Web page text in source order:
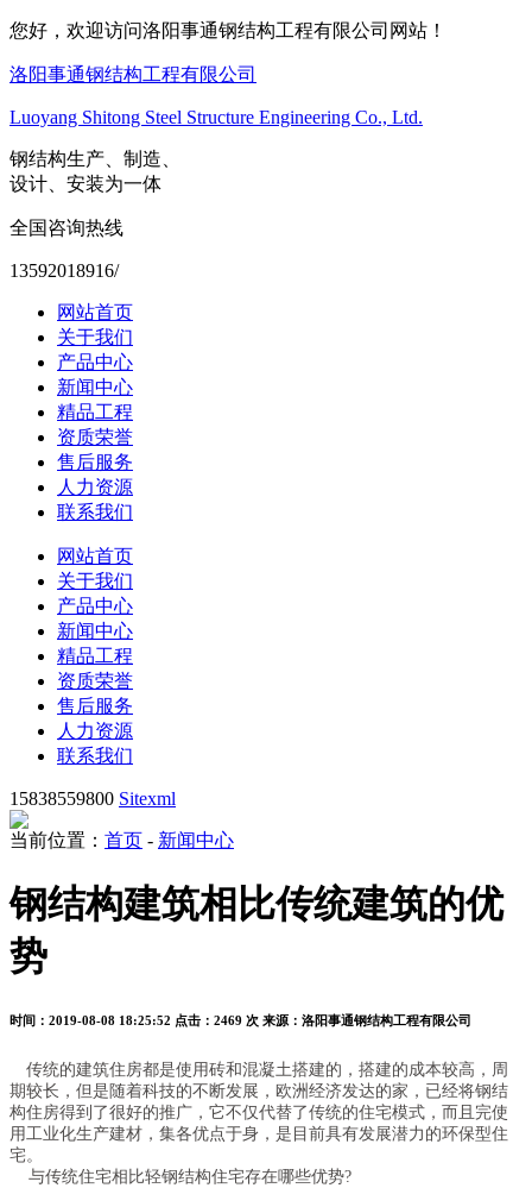
您好，欢迎访问洛阳事通钢结构工程有限公司网站！
洛阳事通钢结构工程有限公司
Luoyang Shitong Steel Structure Engineering Co., Ltd.
钢结构生产、制造、
设计、安装为一体
全国咨询热线
13592018916/
网站首页
关于我们
产品中心
新闻中心
精品工程
资质荣誉
售后服务
人力资源
联系我们
网站首页
关于我们
产品中心
新闻中心
精品工程
资质荣誉
售后服务
人力资源
联系我们
15838559800 Sitexml
当前位置： 首页 - 新闻中心
钢结构建筑相比传统建筑的优
势
时间：2019-08-08 18:25:52 点击：2469 次 来源：洛阳事通钢结构工程有限公司
传统的建筑住房都是使用砖和混凝土搭建的，搭建的成本较高，周
期较长，但是随着科技的不断发展，欧洲经济发达的家，已经将钢结
构住房得到了很好的推广，它不仅代替了传统的住宅模式，而且完使
用工业化生产建材，集各优点于身，是目前具有发展潜力的环保型住
宅。
与传统住宅相比轻钢结构住宅存在哪些优势?